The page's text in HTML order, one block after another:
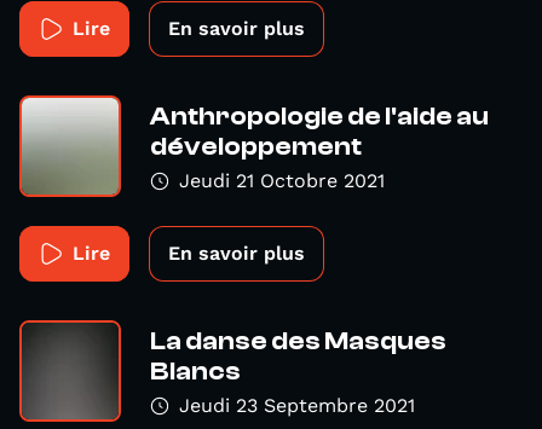
Lire En savoir plus
Anthropologie de l'aide au
développement
Jeudi 21 Octobre 2021
Lire En savoir plus
La danse des Masques
Blancs
Jeudi 23 Septembre 2021